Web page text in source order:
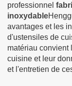
professionnel
inoxydable
avantages et les
d'ustensiles de
matériau convient
cuisine et leur
et l'entretien de